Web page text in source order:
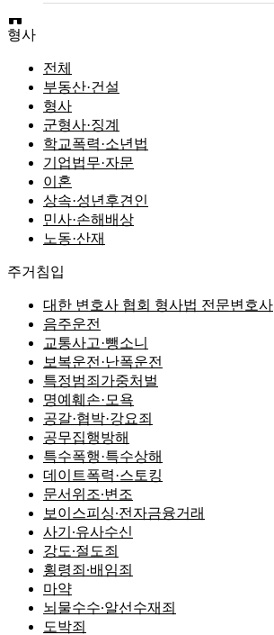
형사
전체
부동산·건설
형사
군형사·징계
학교폭력·소년법
기업법무·자문
이혼
상속·성년후견인
민사·손해배상
노동·산재
주거침입
대한 변호사 협회 형사법 전문변호사
음주운전
교통사고·뺑소니
보복운전·난폭운전
특정범죄가중처벌
명예훼손·모욕
공갈·협박·강요죄
공무집행방해
특수폭행·특수상해
데이트폭력·스토킹
문서위조∙변조
보이스피싱∙전자금융거래
사기∙유사수신
강도∙절도죄
횡령죄∙배임죄
마약
뇌물수수∙알선수재죄
도박죄